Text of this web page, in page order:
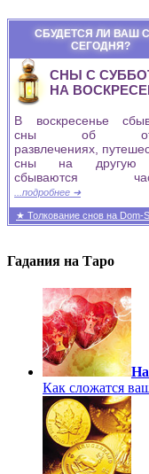
СБУДЕТСЯ ЛИ ВАШ
СЕГОДНЯ?
СНЫ С
НА
В воскресенье
сны об
развлечениях,
сны на другую
сбываются
...подробнее ➜
★ Толкование снов на Dom-
Гадания на Таро
Как сложатся